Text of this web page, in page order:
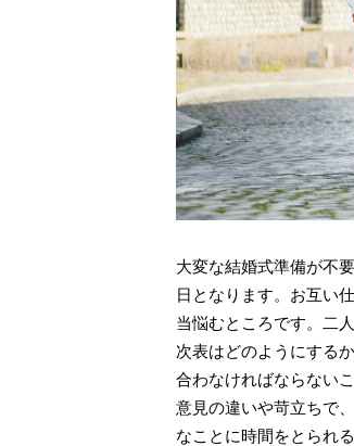
大変な結婚式準備が不
日となります。お互い
当悩むところです。二
次表はどのようにする
合わなければならない
意見の違いや苛立ちで
なことに時間をとられ